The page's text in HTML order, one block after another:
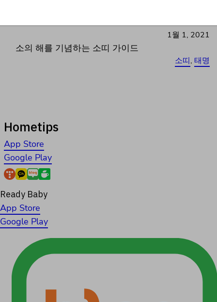
1월 1, 2021
소의 해를 기념하는 소띠 가이드
소띠, 태명
Hometips
App Store
Google Play
Ready Baby
App Store
Google Play